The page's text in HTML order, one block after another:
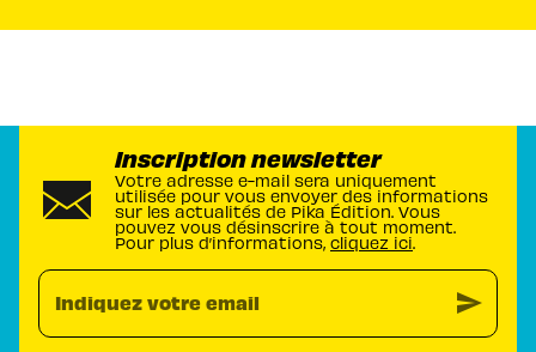
Inscription newsletter
Votre adresse e-mail sera uniquement
utilisée pour vous envoyer des informations
sur les actualités de Pika Édition. Vous
pouvez vous désinscrire à tout moment.
Pour plus d’informations, cliquez ici.
Indiquez votre email send